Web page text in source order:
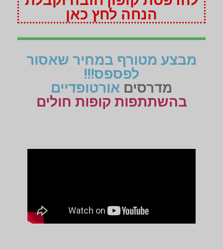
הנחה לחץ כאן
מבצע מטורף במחיר שאסור
לפספס!!!
מדרסים אורטופדיים
בהשתתפות קופות חולים